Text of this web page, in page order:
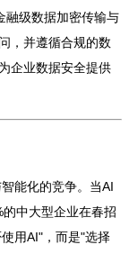
融级数据加密传输与
，并遵循合规的数
企业数据安全提供
能化的竞争。当AI
中大型企业在春招
用AI"，而是"选择